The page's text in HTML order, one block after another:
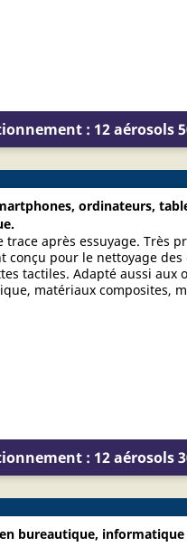
: 12 aérosols
ordinateurs,
après essuyage. Très
pour le nettoyage des
tactiles. Adapté aussi
matériaux composites,
: 12 aérosols
bureautique, informatique